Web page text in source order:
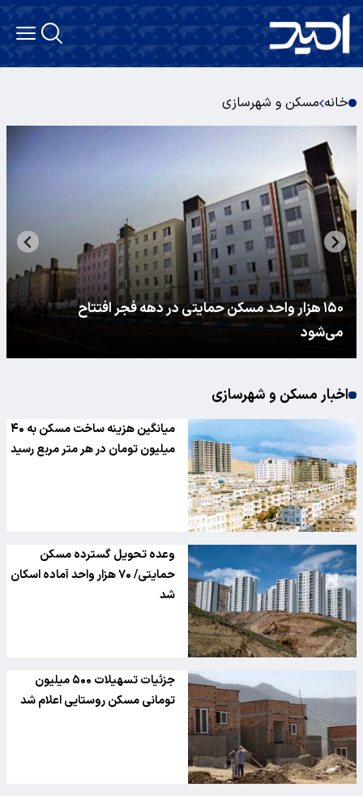
خانه مسکن و شهرسازی
۱۵۰ هزار واحد مسکن حمایتی در دهه فجر افتتاح
می‌شود
اخبار مسکن و شهرسازی
میانگین هزینه ساخت مسکن به ۴۰
میلیون تومان در هر متر مربع رسید
وعده تحویل گسترده مسکن
حمایتی/ ۷۰ هزار واحد آماده اسکان
شد
جزئیات تسهیلات ۵۰۰ میلیون
تومانی مسکن روستایی اعلام شد